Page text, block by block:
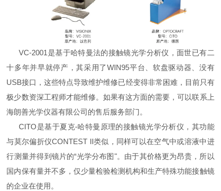
VC-2001 是基于哈特曼法的接触镜光学分析仪，面世已有二
十多年并早就停产，其采用了WIN95平台、软盘驱动器、没有
USB接口，这些特点导致维护维修已经变得非常困难，目前只有
极少数资深工程师才能维修。如果有这方面的需要，可以联系上
海朗善光学仪器有限公司的售后服务部门。
CITO是基于夏克-哈特曼原理的接触镜光学分析仪，其功能
与莫尔偏折仪CONTEST II类似，同样可以在空气中或溶液中进
行测量并得到镜片的“光学分布图"。由于其价格更为昂贵，所以
国内保有量并不多，仅少量检验检测机构和生产特殊功能接触镜
的企业在使用。